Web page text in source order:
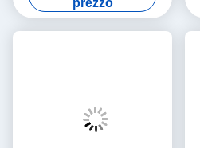
96453420
prezzo